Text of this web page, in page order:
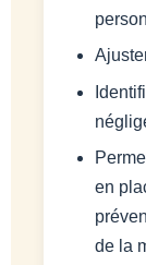
en
de la